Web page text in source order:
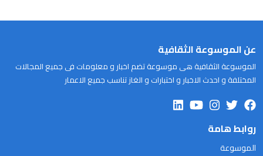
عن الموسوعة الثقافية
الموسوعة الثقافية هى موسوعة تضم اخبار و معلومات فى جميع المجالات
المختلفة و احدث الاخبار و اختبارات و الغاز تناسب جميع الاعمار
روابط هامة
الموسوعة